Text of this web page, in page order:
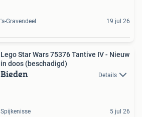
's-Gravendeel 19 jul 26
Lego Star Wars 75376 Tantive IV - Nieuw
in doos (beschadigd)
Bieden Details
Spijkenisse 5 jul 26